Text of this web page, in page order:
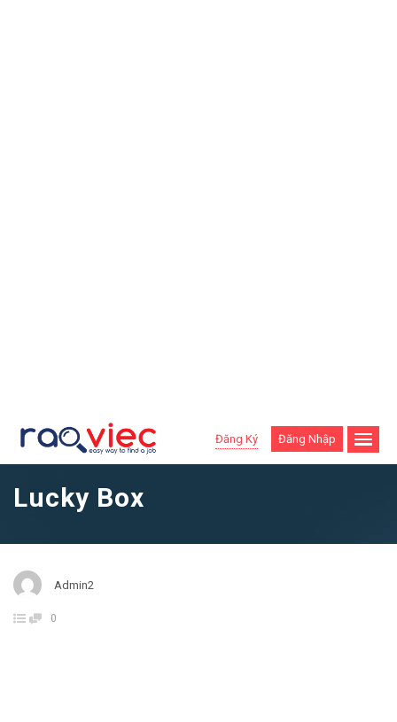
Đăng Ký Đăng Nhập
Lucky Box
Admin2
0